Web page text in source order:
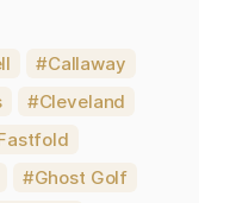
Callaway
Cleveland
Ghost Golf